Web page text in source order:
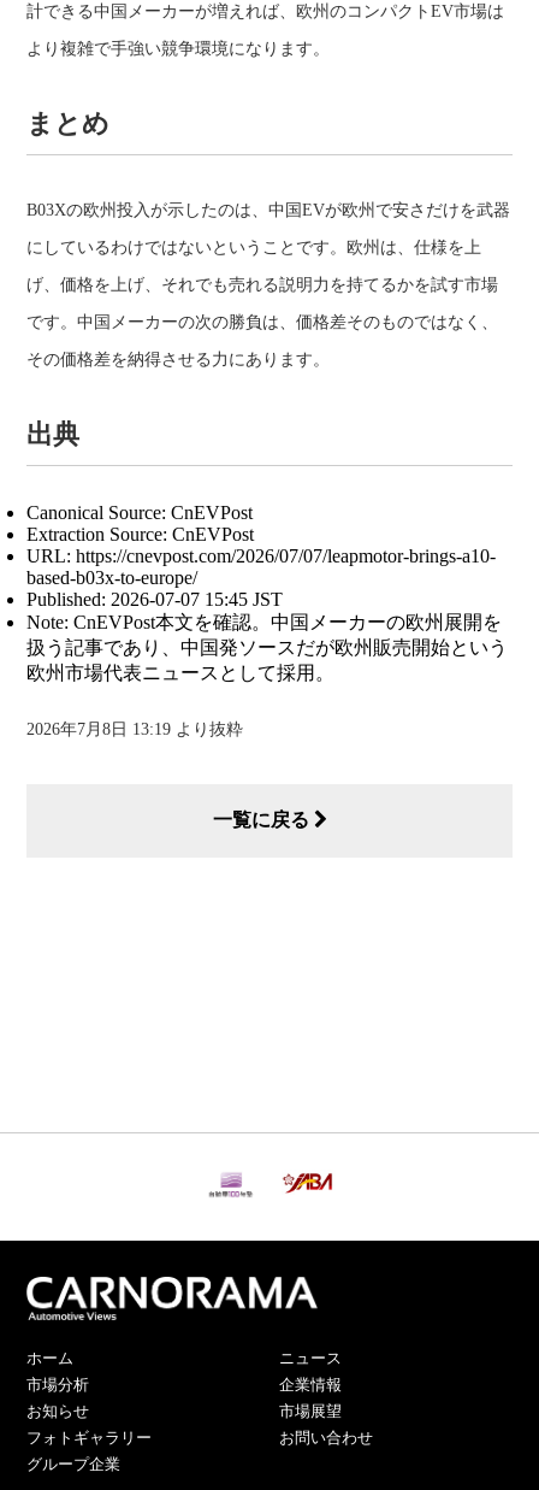
計できる中国メーカーが増えれば、欧州のコンパクトEV市場は
より複雑で手強い競争環境になります。
まとめ
B03Xの欧州投入が示したのは、中国EVが欧州で安さだけを武器
にしているわけではないということです。欧州は、仕様を上
げ、価格を上げ、それでも売れる説明力を持てるかを試す市場
です。中国メーカーの次の勝負は、価格差そのものではなく、
その価格差を納得させる力にあります。
出典
Canonical Source: CnEVPost
Extraction Source: CnEVPost
URL: https://cnevpost.com/2026/07/07/leapmotor-brings-a10-
based-b03x-to-europe/
Published: 2026-07-07 15:45 JST
Note: CnEVPost本文を確認。中国メーカーの欧州展開を
扱う記事であり、中国発ソースだが欧州販売開始という
欧州市場代表ニュースとして採用。
2026年7月8日 13:19 より抜粋
一覧に戻る
ホーム
市場分析
ニュース
企業情報
お知らせ
フォトギャラリー
市場展望
お問い合わせ
グループ企業